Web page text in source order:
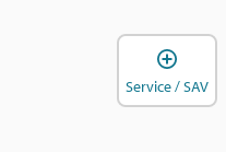
Service / SAV